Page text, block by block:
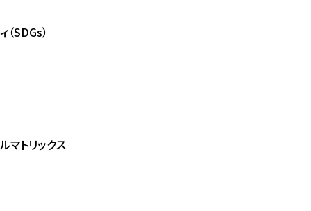
SDGs）
マトリックス